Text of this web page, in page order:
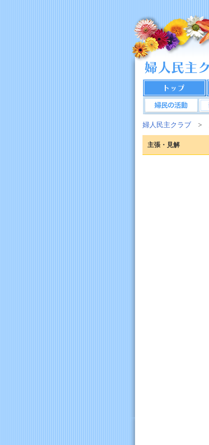
婦人民主クラブ >
主張・見解